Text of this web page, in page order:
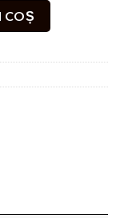
auriu Placat cu aur
COȘ